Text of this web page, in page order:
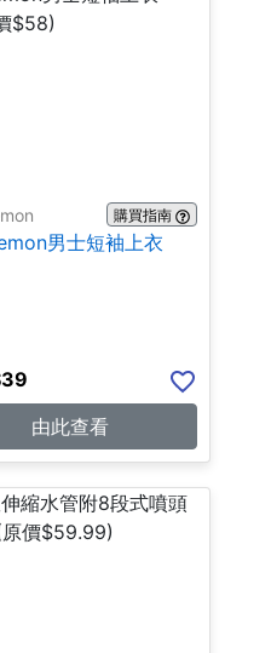
購買指南
男士短袖上衣
39
由此查看